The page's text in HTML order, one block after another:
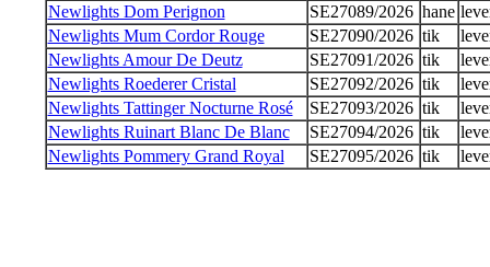
Newlights Dom Perignon
SE27089/2026 hane
Newlights Mum Cordor Rouge
SE27090/2026 tik
Newlights Amour De Deutz
SE27091/2026 tik
Newlights Roederer Cristal
SE27092/2026 tik
Newlights Tattinger Nocturne Rosé
SE27093/2026 tik
Newlights Ruinart Blanc De Blanc
SE27094/2026 tik
Newlights Pommery Grand Royal
SE27095/2026 tik